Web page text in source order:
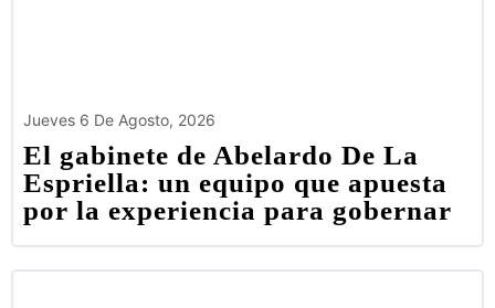
Jueves 6 De Agosto, 2026
El gabinete de Abelardo De La
Espriella: un equipo que apuesta
por la experiencia para gobernar